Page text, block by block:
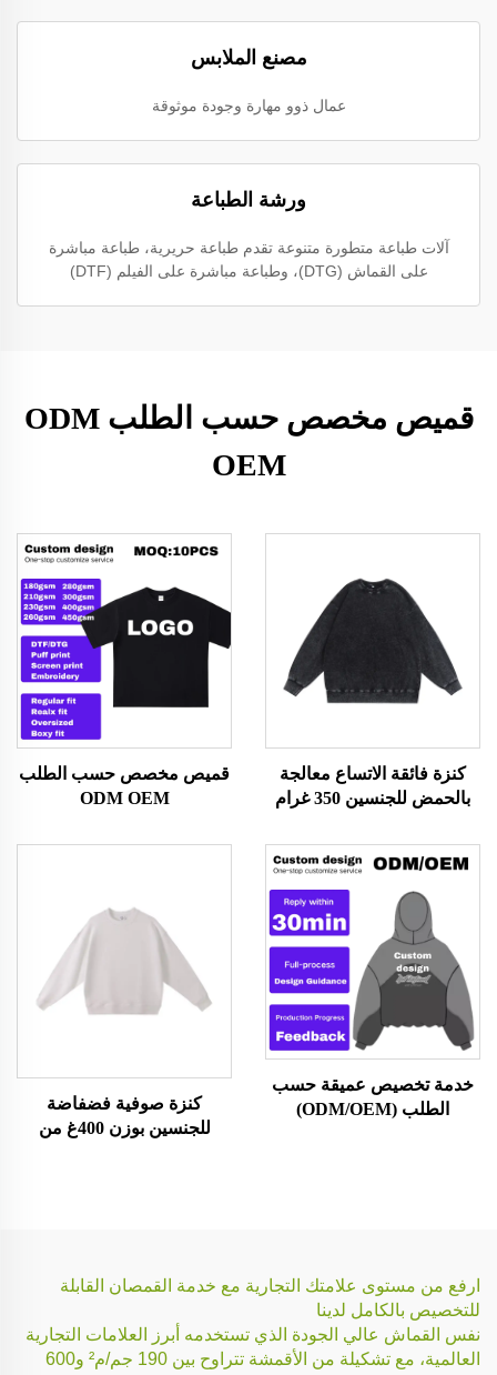
مصنع الملابس
عمال ذوو مهارة وجودة موثوقة
ورشة الطباعة
آلات طباعة متطورة متنوعة تقدم طباعة حريرية، طباعة مباشرة
على القماش (DTG)، وطباعة مباشرة على الفيلم (DTF)
قميص مخصص حسب الطلب ODM
OEM
كنزة فائقة الاتساع معالجة
بالحمض للجنسين 350 غرام
قميص مخصص حسب الطلب
ODM OEM
خدمة تخصيص عميقة حسب
الطلب (ODM/OEM)
كنزة صوفية فضفاضة
للجنسين بوزن 400غ من
ارفع من مستوى علامتك التجارية مع خدمة القمصان القابلة
للتخصيص بالكامل لدينا
نفس القماش عالي الجودة الذي تستخدمه أبرز العلامات التجارية
العالمية، مع تشكيلة من الأقمشة تتراوح بين 190 جم/م² و600